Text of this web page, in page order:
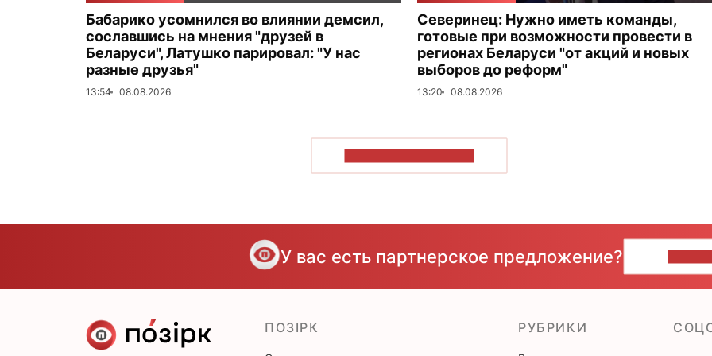
Бабарико усомнился во влиянии демсил,
сославшись на мнения "друзей в
Беларуси", Латушко парировал: "У нас
разные друзья"
13:54 08.08.2026
Северинец: Нужно иметь команды,
готовые при возможности провести в
регионах Беларуси "от акций и новых
выборов до реформ"
13:20 08.08.2026
У вас есть партнерское предложение?
ПОЗІРК РУБРИКИ